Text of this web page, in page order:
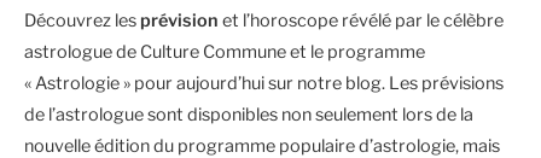
Découvrez les prévision et l’horoscope révélé par le célèbre
astrologue de Culture Commune et le programme
« Astrologie » pour aujourd’hui sur notre blog. Les prévisions
de l’astrologue sont disponibles non seulement lors de la
nouvelle édition du programme populaire d’astrologie, mais